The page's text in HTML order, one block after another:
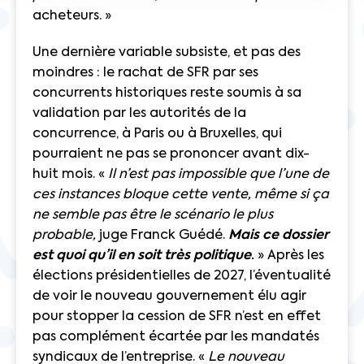
acheteurs. »
Une dernière variable subsiste, et pas des
moindres : le rachat de SFR par ses
concurrents historiques reste soumis à sa
validation par les autorités de la
concurrence, à Paris ou à Bruxelles, qui
pourraient ne pas se prononcer avant dix-
huit mois. « Il n’est pas impossible que l’une de
ces instances bloque cette vente, même si ça
ne semble pas être le scénario le plus
probable, juge Franck Guédé. Mais ce dossier
est quoi qu’il en soit très politique. » Après les
élections présidentielles de 2027, l’éventualité
de voir le nouveau gouvernement élu agir
pour stopper la cession de SFR n’est en effet
pas complément écartée par les mandatés
syndicaux de l’entreprise. « Le nouveau